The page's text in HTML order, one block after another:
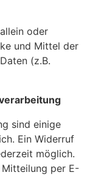
oder
und Mittel der
(z.B.
sind einige
Ein Widerruf
möglich.
per E-